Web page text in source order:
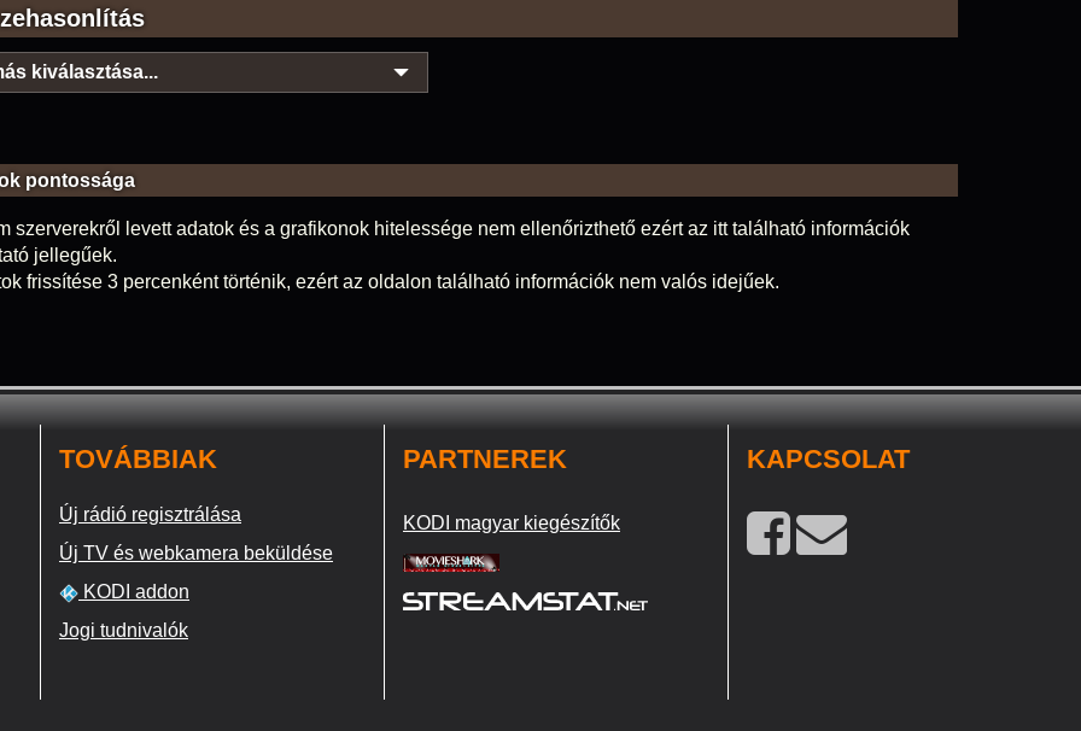
kiválasztása...
pontossága
szerverekről levett adatok és a grafikonok hitelessége nem ellenőrizthető ezért az itt található információk
jellegűek.
frissítése 3 percenként történik, ezért az oldalon található információk nem valós idejűek.
TOVÁBBIAK
Új rádió regisztrálása
Új TV és webkamera beküldése
KODI addon
Jogi tudnivalók
PARTNEREK
KODI magyar kiegészítők
KAPCSOLAT